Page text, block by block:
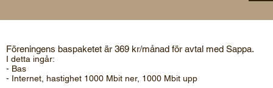
Föreningens baspaketet är 369 kr/månad för avtal med Sappa.
I detta ingår:
- Bas
- Internet, hastighet 1000 Mbit ner, 1000 Mbit upp